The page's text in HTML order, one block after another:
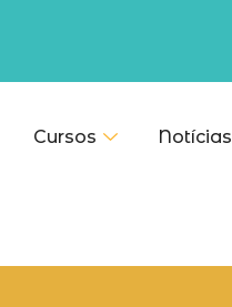
Cursos Notícias